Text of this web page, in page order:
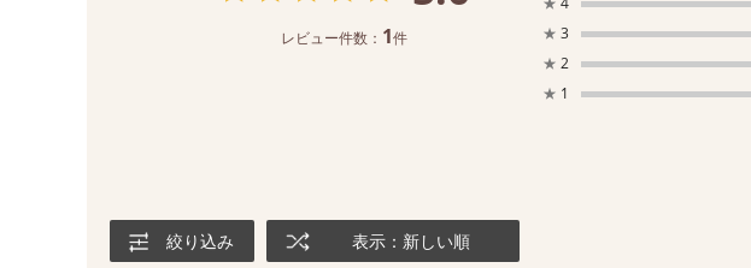
レビュー件数： 1件 ★ 3
★ 2
★ 1
絞り込み 表示：新しい順